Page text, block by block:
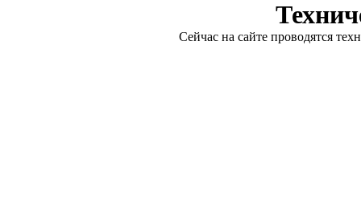
Сейчас на сайте проводятся